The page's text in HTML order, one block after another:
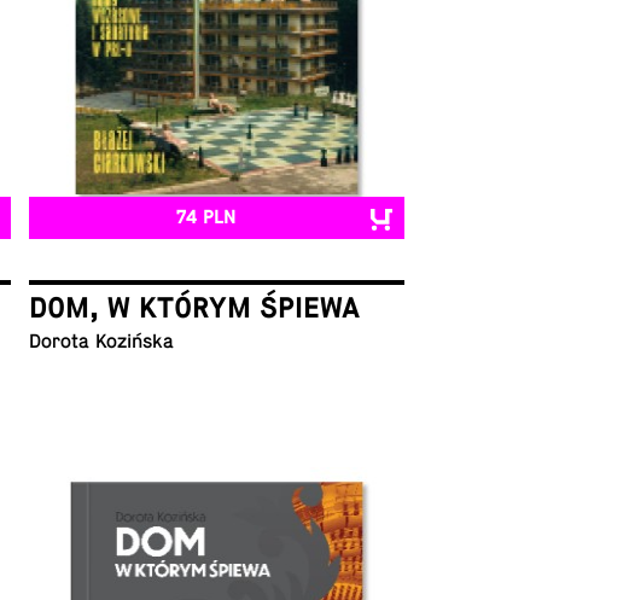
74 PLN
DOM, W KTÓRYM ŚPIEWA
Dorota Kozińska